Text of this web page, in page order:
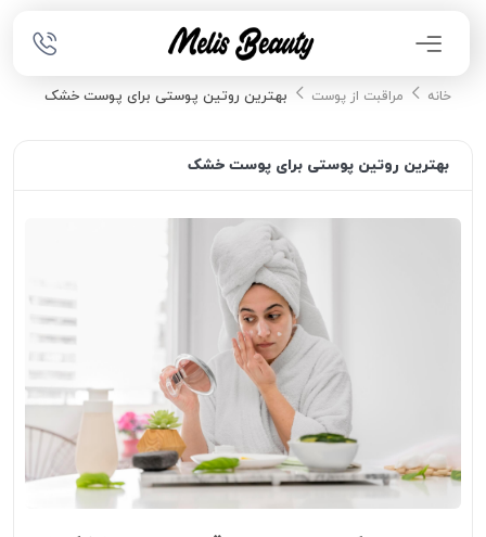
خانه مراقبت از پوست بهترین روتین پوستی برای پوست خشک
بهترین روتین پوستی برای پوست خشک